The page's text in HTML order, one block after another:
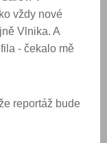
vždy nové
Vlnika. A
- čekalo mě
reportáž bude